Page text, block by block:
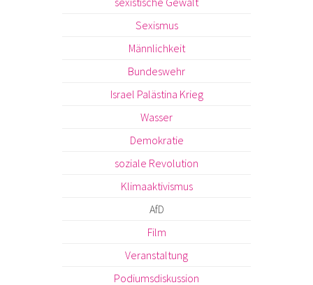
Sexismus
Männlichkeit
Bundeswehr
Israel Palästina Krieg
Wasser
Demokratie
soziale Revolution
Klimaaktivismus
AfD
Film
Veranstaltung
Podiumsdiskussion